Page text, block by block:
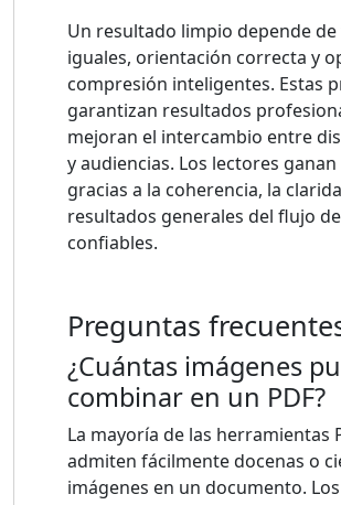
Un resultado limpio depende
iguales, orientación correcta y
compresión inteligentes. Estas
garantizan resultados
mejoran el intercambio entre
y audiencias. Los lectores
gracias a la coherencia, la
resultados generales del flujo
confiables.
Preguntas
¿Cuántas imágenes
combinar en un PDF?
La mayoría de las herramientas
admiten fácilmente docenas o
imágenes en un documento.